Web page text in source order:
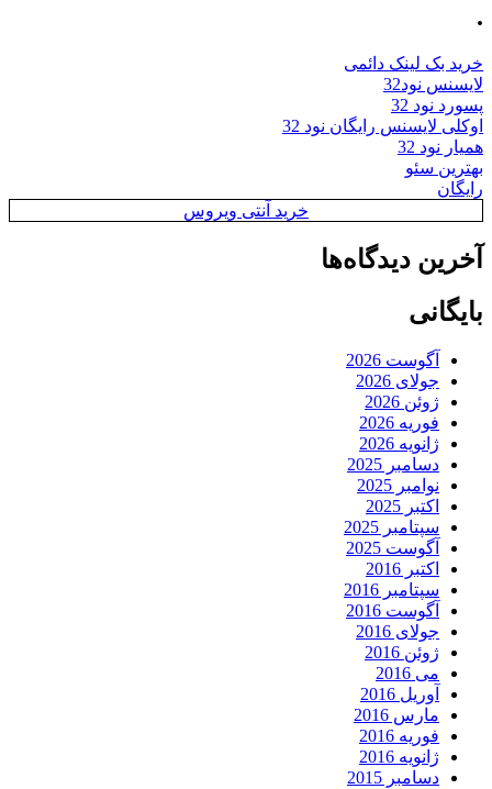
.
خرید بک لینک دائمی
لایسنس نود32
پسورد نود 32
اوکلی لایسنس رایگان نود 32
همیار نود 32
بهترین سئو
رایگان
خرید آنتی ویروس
آخرین دیدگاه‌ها
بایگانی
آگوست 2026
جولای 2026
ژوئن 2026
فوریه 2026
ژانویه 2026
دسامبر 2025
نوامبر 2025
اکتبر 2025
سپتامبر 2025
آگوست 2025
اکتبر 2016
سپتامبر 2016
آگوست 2016
جولای 2016
ژوئن 2016
می 2016
آوریل 2016
مارس 2016
فوریه 2016
ژانویه 2016
دسامبر 2015